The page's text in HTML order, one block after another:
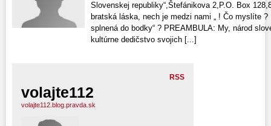
Slovenskej republiky“,Štefánikova 2,P.O. Box
bratská láska, nech je medzi nami „ ! Čo myslíte
splnená do bodky“ ? PREAMBULA: My, národ
kultúrne dedičstvo svojich [...]
RSS
volajte112
volajte112.blog.pravda.sk